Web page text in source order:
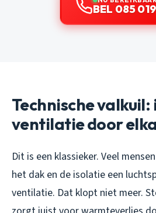
BEL 085
Technische
ventilatie door
Dit is een klassieker. Veel
het dak en de isolatie een
ventilatie. Dat klopt niet meer.